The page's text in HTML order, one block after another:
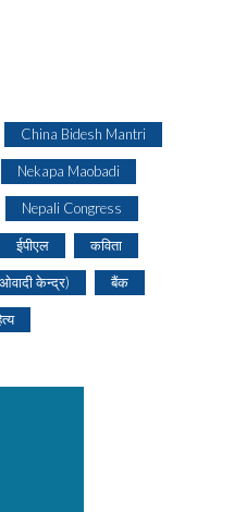
China Bidesh Mantri
Nekapa Maobadi
Nepali Congress
ईपीएल कविता
केन्द्र) बैंक